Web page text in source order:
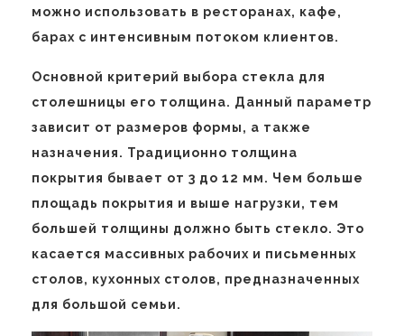
можно использовать в ресторанах, кафе,
барах с интенсивным потоком клиентов.
Основной критерий выбора стекла для
столешницы его толщина. Данный параметр
зависит от размеров формы, а также
назначения. Традиционно толщина
покрытия бывает от 3 до 12 мм. Чем больше
площадь покрытия и выше нагрузки, тем
большей толщины должно быть стекло. Это
касается массивных рабочих и письменных
столов, кухонных столов, предназначенных
для большой семьи.